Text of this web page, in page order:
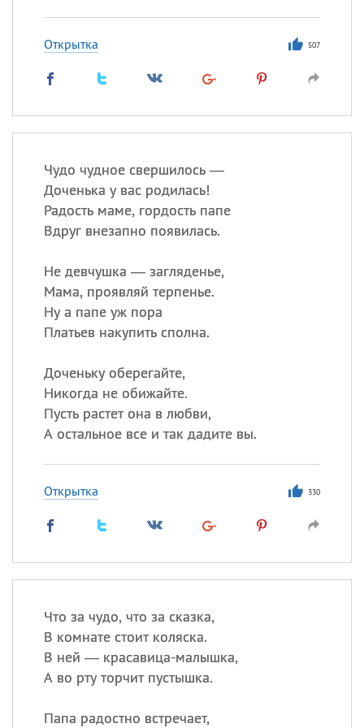
Открытка 507
Чудо чудное свершилось —
Доченька у вас родилась!
Радость маме, гордость папе
Вдруг внезапно появилась.
Не девчушка — загляденье,
Мама, проявляй терпенье.
Ну а папе уж пора
Платьев накупить сполна.
Доченьку оберегайте,
Никогда не обижайте.
Пусть растет она в любви,
А остальное все и так дадите вы.
Открытка 330
Что за чудо, что за сказка,
В комнате стоит коляска.
В ней — красавица-малышка,
А во рту торчит пустышка.
Папа радостно встречает,